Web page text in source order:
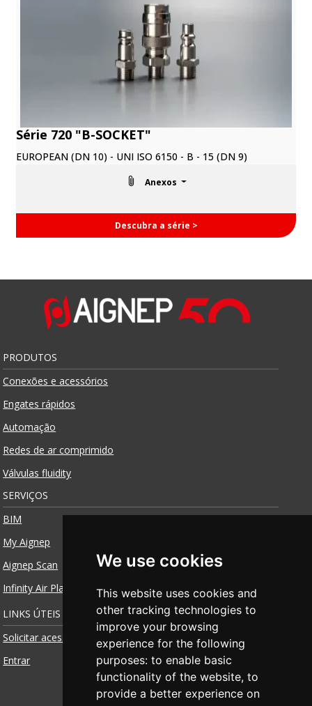
We use cookies
This website uses cookies and
other tracking technologies to
improve your browsing
experience for the following
purposes: to enable basic
functionality of the website, to
provide a better experience on
Série 720 "B-SOCKET"
EUROPEAN (DN 10) - UNI ISO 6150 - B - 15 (DN 9)
Anexos
Descubra a série >
PRODUTOS
Conexões e acessórios
Engates rápidos
Automação
Redes de ar comprimido
Válvulas fluidity
SERVIÇOS
BIM
My Aignep
Aignep Scan
Infinity Air Planner
LINKS ÚTEIS
Solicitar acesso
Entrar